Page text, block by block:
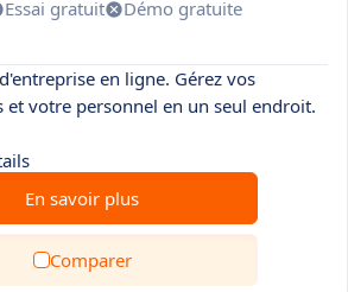
Essai gratuit
Démo gratuite
en ligne. Gérez vos
et votre personnel en un seul endroit.
En savoir plus
Comparer